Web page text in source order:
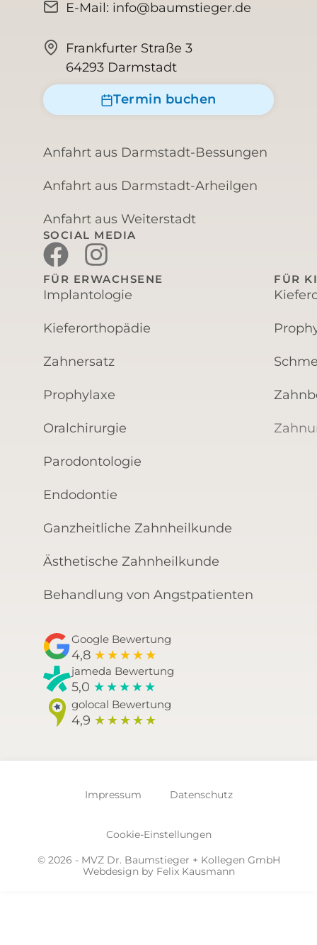
E-Mail: info@baumstieger.de
Frankfurter Straße 3
64293 Darmstadt
Termin buchen
Anfahrt aus Darmstadt-Bessungen
Anfahrt aus Darmstadt-Arheilgen
Anfahrt aus Weiterstadt
SOCIAL MEDIA
FÜR ERWACHSENE
Implantologie
Kieferorthopädie
Zahnersatz
Prophylaxe
Oralchirurgie
Parodontologie
Endodontie
Ganzheitliche Zahnheilkunde
Ästhetische Zahnheilkunde
Behandlung von Angstpatienten
FÜR
Google Bewertung
4,8 ★ ★ ★ ★ ★
jameda Bewertung
5,0 ★ ★ ★ ★ ★
golocal Bewertung
4,9 ★ ★ ★ ★ ★
© 2026 - MVZ Dr. Baumstieger + Kollegen GmbH
Webdesign by Felix Kausmann
Impressum Datenschutz
Cookie-Einstellungen